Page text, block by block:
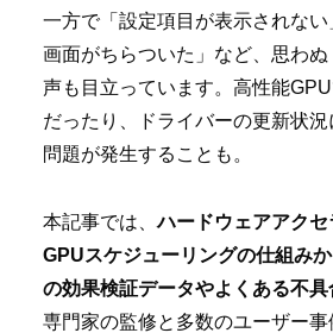
一方で「設定項目が表示されな
画面がちらついた」など、思わぬ
声も目立っています。高性能
だったり、ドライバーの更新状
問題が発生することも。
本記事では、ハードウェアアク
GPUスケジューリングの仕組み
の効果検証データやよくある不
専門家の監修と多数のユーザー